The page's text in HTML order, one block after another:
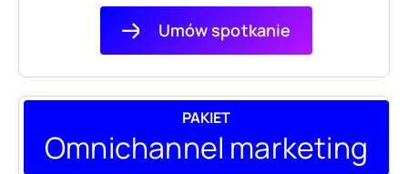
Umów spotkanie
PAKIET
Omnichannel marketing